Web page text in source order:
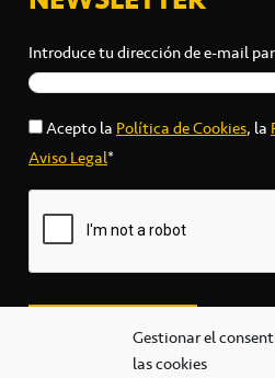
Gestionar el
las cookies
Introduce tu dirección de e-mail
Acepto laPolítica de Cookies, la
Aviso Legal*